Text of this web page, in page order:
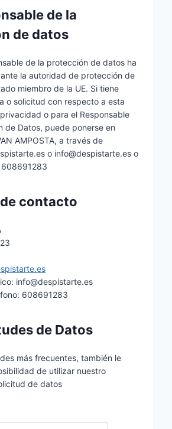
de la
de datos
de la protección de datos ha
la autoridad de protección de
miembro de la UE. Si tiene
o solicitud con respecto a esta
o para el Responsable
de Datos, puede ponerse en
AMPOSTA, a través de
o info@despistarte.es o
de contacto
info@despistarte.es
608691283
de Datos
más frecuentes, también le
de utilizar nuestro
de datos